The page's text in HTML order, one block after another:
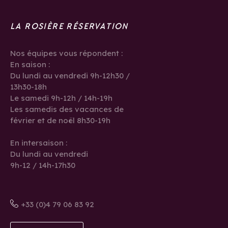
LA ROSIÈRE RÉSERVATION
Nos équipes vous répondent :
En saison :
Du lundi au vendredi 9h-12h30 /
13h30-18h
Le samedi 9h-12h / 14h-19h
Les samedis des vacances de
février et de noël 8h30-19h
En intersaison :
Du lundi au vendredi
9h-12 / 14h-17h30
+33 (0)4 79 06 83 92